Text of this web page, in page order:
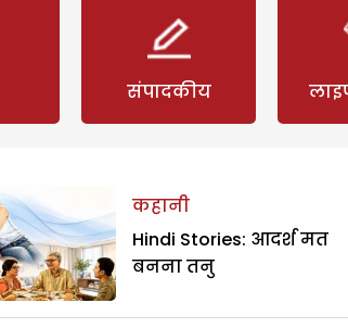
संपादकीय
कहानी
Hindi Stories: आदर्श मत
बनना तनु